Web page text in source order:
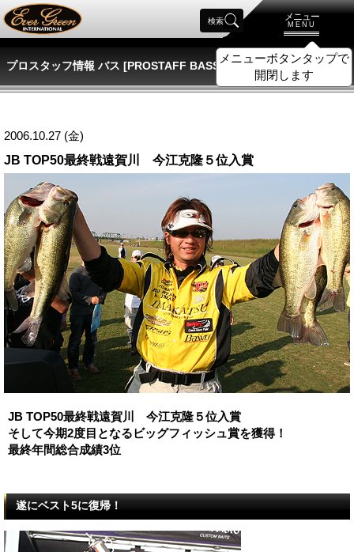
メニュー
MENU
メニューボタンタップで
開閉します
検索
プロスタッフ情報 バス [PROSTAFF BASS]
2006.10.27 (金)
JB TOP50最終戦遠賀川 今江克隆５位入賞
JB TOP50最終戦遠賀川 今江克隆５位入賞
そして今期2度目となるビッグフィッシュ賞を獲得！
最終年間総合成績3位
遂にベスト5に復帰！